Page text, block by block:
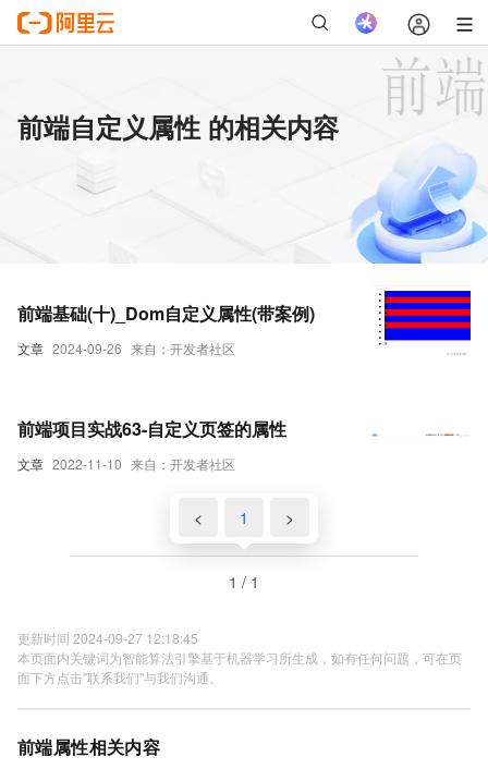
前端自定义属性 的相关内容
文章 2024-09-26 来自：开发者社区
前端基础(十)_Dom自定义属性(带案例)
文章 2022-11-10 来自：开发者社区
前端项目实战63-自定义页签的属性
< 1 >
1 / 1
更新时间 2024-09-27 12:18:45
本页面内关键词为智能算法引擎基于机器学习所生成，如有任何问题，可在页
面下方点击"联系我们"与我们沟通。
前端属性相关内容